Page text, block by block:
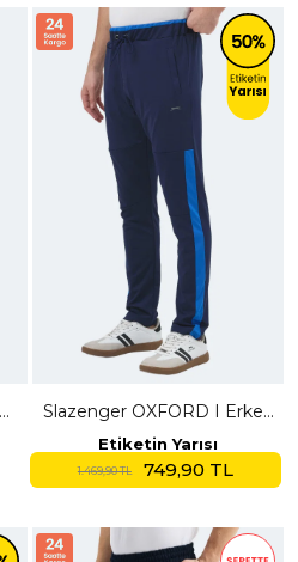
Slazenger OXFORD I Erkek
Fermuar Cepli Lacivert
Eşofman Altı
Etiketin Yarısı
1.469,90 TL 749,90 TL